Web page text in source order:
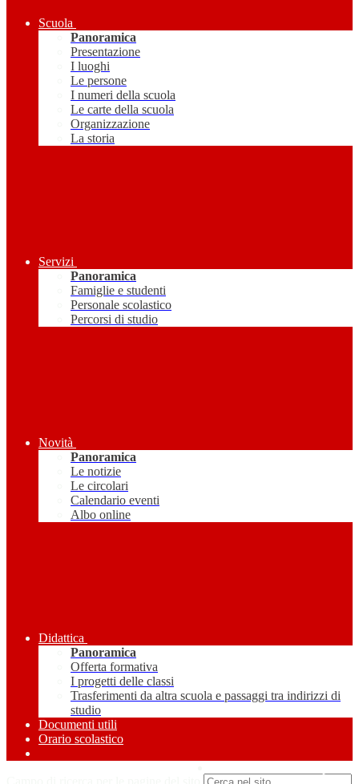
Scuola
Panoramica
Presentazione
I luoghi
Le persone
I numeri della scuola
Le carte della scuola
Organizzazione
La storia
Servizi
Panoramica
Famiglie e studenti
Personale scolastico
Percorsi di studio
Novità
Panoramica
Le notizie
Le circolari
Calendario eventi
Albo online
Didattica
Panoramica
Offerta formativa
I progetti delle classi
Trasferimenti da altra scuola e passaggi tra indirizzi di
studio
Documenti utili
Orario scolastico